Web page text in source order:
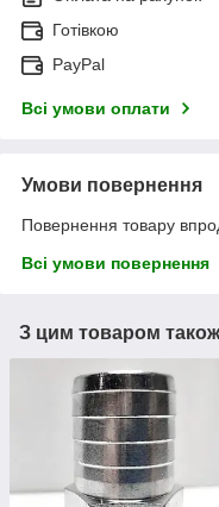
Готівкою
PayPal
Всі умови оплати
Умови повернення
Повернення товару
Всі умови повернення
З цим товаром